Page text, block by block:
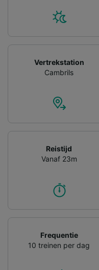
Vertrekstation
Cambrils
Reistijd
Vanaf 23m
Frequentie
10 treinen per dag
Wij en onze
voor de volgende
Precieze
identificatie.
opslaan en/of
contentmetingen,
ontwikkeling van